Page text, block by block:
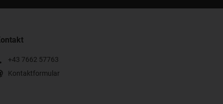
+43 7662 57763
Kontaktformular